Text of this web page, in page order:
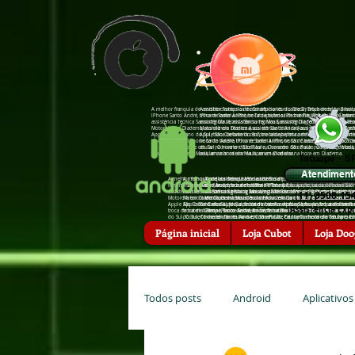
A melhor franquia de assistência técnica de Smartphones do Brasil,
IPhone Santo André, troca de bateria IPhone Tatuapé, troca de
assistência †écnica Sansumg Mauá, assistência †écnica Sansumg
Motorola em Diadema, assistência †écnica Asus em Santo André,
Apple São Caetano do Sul, troca de bateria zenfone tatuapé, troca
troca de bateria iPhone Santo André, troca de bateria iPhone São
do Sul, Conserto de celular na hora em São Paulo, Conserto de
celular na hora em Mauá, arrumar celular na hora em Diadema.
A melhor franquia de assistência técnica de Smartphones do Brasil, Troca de tela
IPhone Santo André, troca de bateria IPhone Tatuapé, troca de bateria IPhone
assistência †écnica Sansumg Mauá, assistência †écnica Sansumg Diadema,
Motorola em Diadema, assistência †écnica Asus em Santo André, assistência
Apple São Caetano do Sul, troca de bateria zenfone tatuapé, troca de bateria
troca de bateria iPhone Santo André, troca de bateria iPhone São Caetano do
do Sul, Conserto de celular na hora em São Paulo, Conserto de celular na hora
celular na hora em Mauá, arrumar celular na hora em Diadema.
A melhor franquia de assistência técnica de Smartphones do
em Mauá, troca de bateria IPhone Santo André, troca de bateria
assistência †écnica Sansumg São Bernardo do Campo,
Motorola em Mauá, assistência †écnica Motorola em Diadema,
†écnica Apple, assistência †écnica Apple Santo André,
Campo, troca de bateria zenfone Diadema, troca de bateria
hora em Santo André, Conserto de celular na hora em Tatuapé,
Diadema, arrumar celular na hora em Santo André, arrumar
A melhor franquia de assistência técnica de Smartphones do Brasil, Troca
IPhone Santo André, troca de bateria IPhone Tatuapé, troca de bateria
assistência †écnica Sansumg Mauá, assistência †écnica Sansumg
Motorola em Diadema, assistência †écnica Asus em Santo André,
Apple São Caetano do Sul, troca de bateria zenfone tatuapé, troca de
troca de bateria iPhone Santo André, troca de bateria iPhone São
do Sul, Conserto de celular na hora em São Paulo, Conserto de celular na
celular na hora em Mauá, arrumar celular na hora em Diadema.
A melhor franquia de assistência técnica de Smartphones do Brasil, Troca de tela na
IPhone Santo André, troca de bateria IPhone Tatuapé, troca de bateria IPhone São
assistência †écnica Sansumg Mauá, assistência †écnica Sansumg Diadema, assistência
Motorola em Diadema, assistência †écnica Asus em Santo André, assistência †écnica
Apple São Caetano do Sul, troca de bateria zenfone tatuapé, troca de bateria zenfone
troca de bateria iPhone Santo André, troca de bateria iPhone São Caetano do Sul,
do Sul, Conserto de celular na hora em São Paulo, Conserto de celular na hora em
celular na hora em Mauá, arrumar celular na hora em Diadema.
Tatuapé -
(11) 3508-
(Assis†ência
Página inicial Loja Cubot Loja
Todos posts Android Aplicativos